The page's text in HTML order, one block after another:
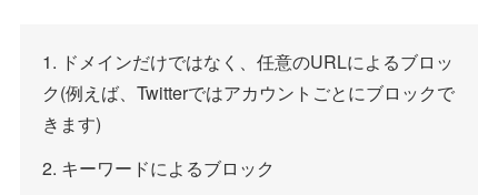
1. ドメインだけではなく、任意のURLによるブロッ
ク(例えば、Twitterではアカウントごとにブロックで
きます)
2. キーワードによるブロック